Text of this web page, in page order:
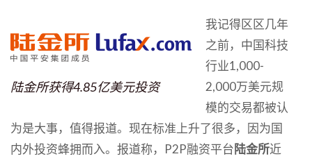
陆金所获得4.85亿美元投资
我记得区区几年
之前，中国科技
行业1,000-
2,000万美元规
模的交易都被认
为是大事，值得报道。现在标准上升了很多，因为国
内外投资蜂拥而入。报道称，P2P融资平台陆金所近